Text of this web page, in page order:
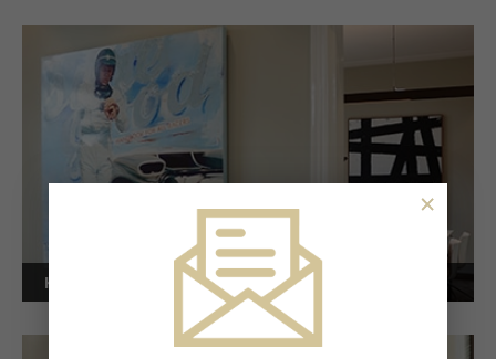
Kunstuitleen voor bedrijven
×